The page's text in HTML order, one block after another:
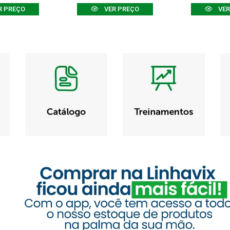
PREÇO VER PREÇO